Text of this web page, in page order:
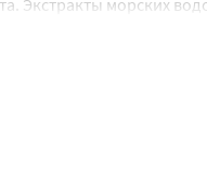
Экстракты морских
кожи, склонной к
и зоны бикини